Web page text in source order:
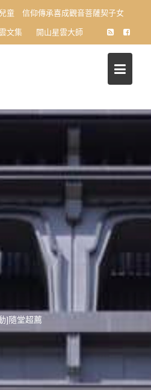
童 信仰傳承喜成觀音菩薩契子女
文集 開山星雲大師
]隨堂超薦